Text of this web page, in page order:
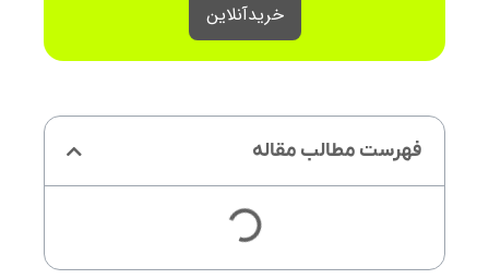
خرید‌آنلاین
فهرست مطالب مقاله